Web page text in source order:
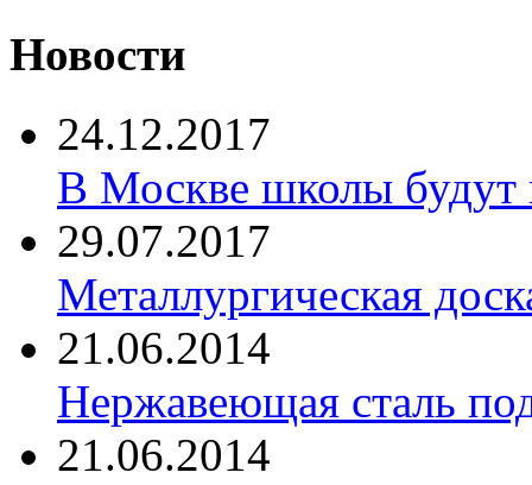
Новости
24.12.2017
В Москве школы будут
29.07.2017
Металлургическая
21.06.2014
Нержавеющая сталь
21.06.2014